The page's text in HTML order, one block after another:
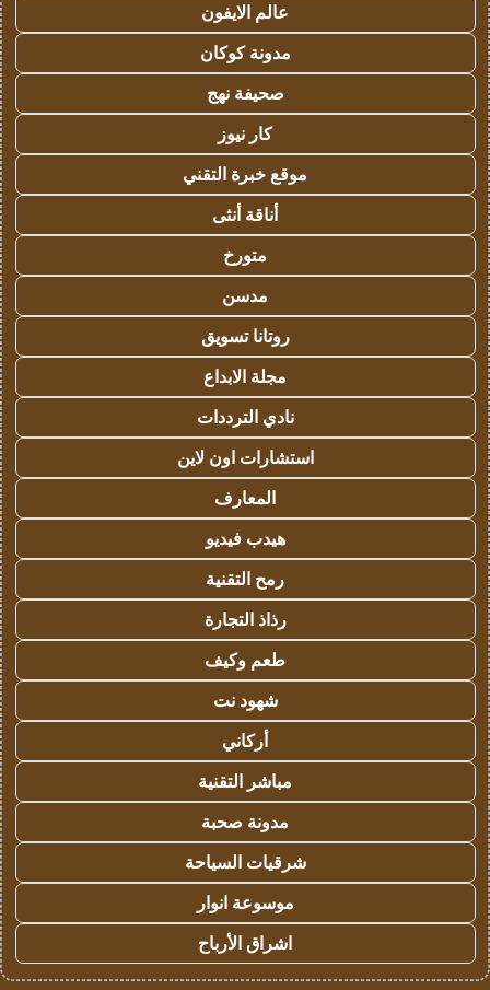
عالم الايفون
مدونة كوكان
صحيفة نهج
كار نيوز
موقع خبرة التقني
أناقة أنثى
متورخ
مدسن
روتانا تسويق
مجلة الابداع
نادي الترددات
استشارات اون لاين
المعارف
هيدب فيديو
رمح التقنية
رذاذ التجارة
طعم وكيف
شهود نت
أركاني
مباشر التقنية
مدونة صحبة
شرقيات السياحة
موسوعة انوار
اشراق الأرباح